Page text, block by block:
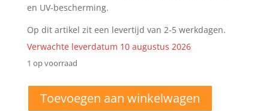
en UV-bescherming.
Op dit artikel zit een levertijd van 2-5 werkdagen.
Verwachte leverdatum 10 augustus 2026
1 op voorraad
Playshoes
Toevoegen aan winkelwagen